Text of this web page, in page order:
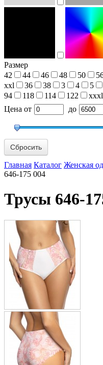
Размер
42
44 46 48 50
xxl
36 38 3 4 5
94
118 114 122 xxxl
Цена от до
Сбросить
Главная Каталог Женская
646-175 004
Трусы 646-